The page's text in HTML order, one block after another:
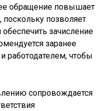
обращение повышает
позволяет
зачисление
заранее
работодателем, чтобы
сопровождается